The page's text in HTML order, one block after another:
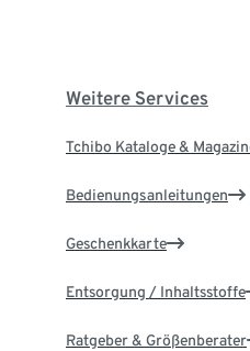
Weitere Services
Tchibo Kataloge &
Bedienungsanleitungen
Geschenkkarte
Entsorgung / Inhaltsstoffe
Ratgeber & Größenberater